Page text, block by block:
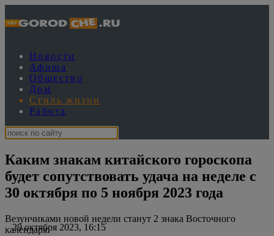
Новости
Афиша
Общество
Дом
Стиль жизни
Работа
Каким знакам китайского гороскопа
будет сопутствовать удача на неделе с
30 октября по 5 ноября 2023 года
29 октября 2023, 16:15
Везунчиками новой недели станут 2 знака Восточного
календаря: